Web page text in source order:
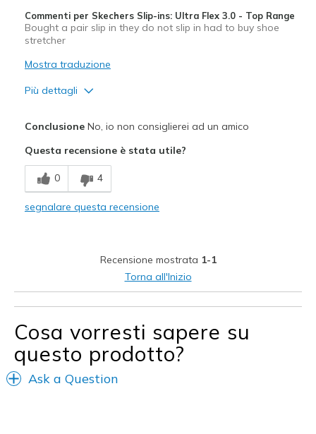
Commenti per Skechers Slip-ins: Ultra Flex 3.0 - Top Range
Bought a pair slip in they do not slip in had to buy shoe
stretcher
Mostra traduzione
Più dettagli
Breathe Well
Difetti
Need Break In
Travel
Width
Feels too narrow
Sizing
Feels full size too small
View On Shoes
Shoes are for Wearing
ConclusioneNo, io non consiglierei ad un amico
Questa recensione è stata utile?
0 4
segnalare questa recensione
Recensione mostrata 1-1
Torna all'Inizio
Cosa vorresti sapere su
questo prodotto?
Ask a Question